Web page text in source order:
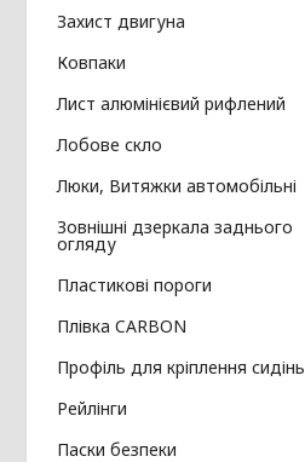
Захист двигуна
Ковпаки
Лист алюмінієвий рифлений
Лобове скло
Люки, Витяжки автомобільні
Зовнішні дзеркала заднього
огляду
Пластикові пороги
Плівка CARBON
Профіль для кріплення сидінь
Рейлінги
Паски безпеки